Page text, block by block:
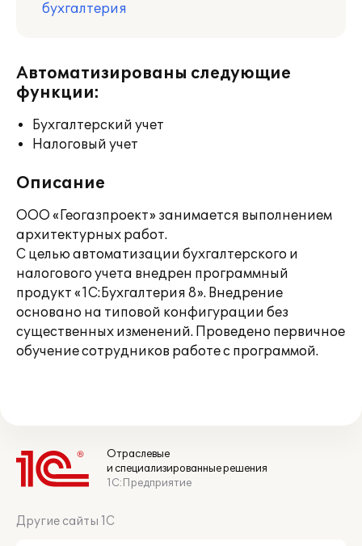
бухгалтерия
Автоматизированы следующие
функции:
Бухгалтерский учет
Налоговый учет
Описание
ООО «Геогазпроект» занимается выполнением
архитектурных работ.
С целью автоматизации бухгалтерского и
налогового учета внедрен программный
продукт «1С:Бухгалтерия 8». Внедрение
основано на типовой конфигурации без
существенных изменений. Проведено первичное
обучение сотрудников работе с программой.
Отраслевые
и специализированные решения
1С:Предприятие
Другие сайты 1С